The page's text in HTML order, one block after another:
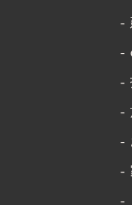
-
-
-
-
-
-
-